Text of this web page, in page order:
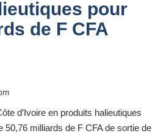
pour
de F CFA
d’Ivoire en produits halieutiques
50,76 milliards de F CFA de sortie de